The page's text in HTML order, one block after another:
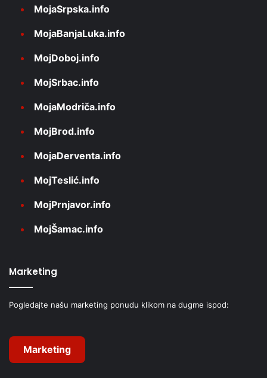
MojaSrpska.info
MojaBanjaLuka.info
MojDoboj.info
MojSrbac.info
MojaModriča.info
MojBrod.info
MojaDerventa.info
MojTeslić.info
MojPrnjavor.info
MojŠamac.info
Marketing
Pogledajte našu marketing ponudu klikom na dugme ispod:
Marketing